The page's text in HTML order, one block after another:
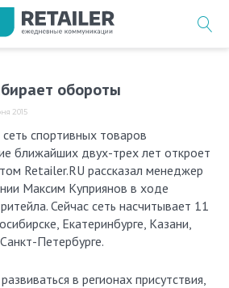
обороты
2015
ближайших двух-трех лет откроет
Retailer.RU рассказал менеджер
Максим Куприянов в ходе
Сейчас сеть насчитывает 11
Екатеринбурге, Казани,
Петербурге.
в регионах присутствия,